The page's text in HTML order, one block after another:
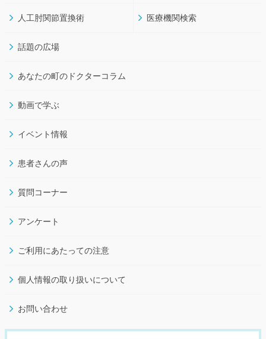
人工肘関節置換術 医療機関検索
話題の広場
あなたの町のドクターコラム
動画で学ぶ
イベント情報
患者さんの声
質問コーナー
アンケート
ご利用にあたっての注意
個人情報の取り扱いについて
お問い合わせ